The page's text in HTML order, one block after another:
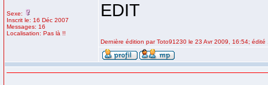
Sexe:
Inscrit le: 16 Déc 2007
Messages: 16
Localisation: Pas là !!
EDIT
Dernière édition par Toto91230 le 23 Avr 2009, 16:54; édité